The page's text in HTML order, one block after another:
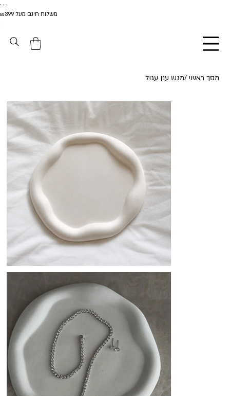
מסך ראשי /מגש ענן עגול